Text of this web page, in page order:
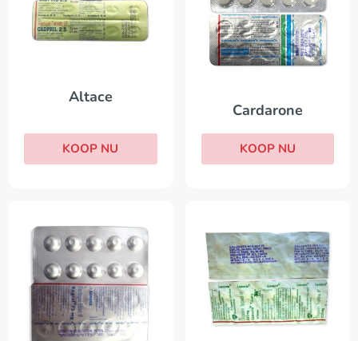
Altace
KOOP NU
Cardarone
KOOP NU